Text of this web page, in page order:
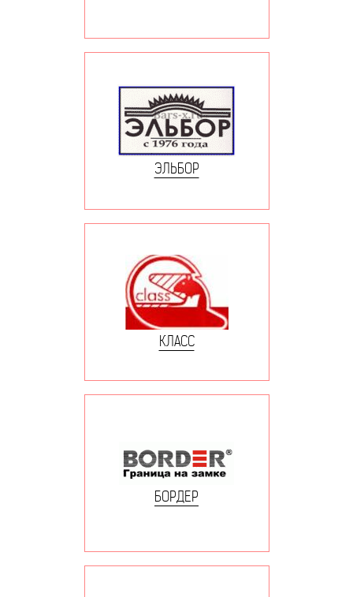
ЭЛЬБОР
КЛАСС
БОРДЕР